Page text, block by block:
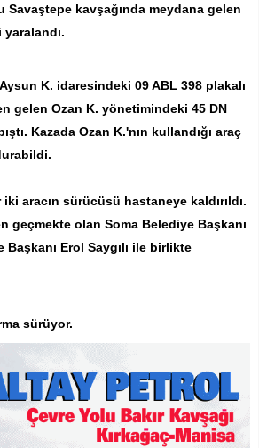
Savaştepe kavşağında meydana gelen
K. idaresindeki 09 ABL 398 plakalı
gelen Ozan K. yönetimindeki 45 DN
Kazada Ozan K.'nın kullandığı araç
aracın sürücüsü hastaneye kaldırıldı.
geçmekte olan Soma Belediye Başkanı
Erol Saygılı ile birlikte
sürüyor.